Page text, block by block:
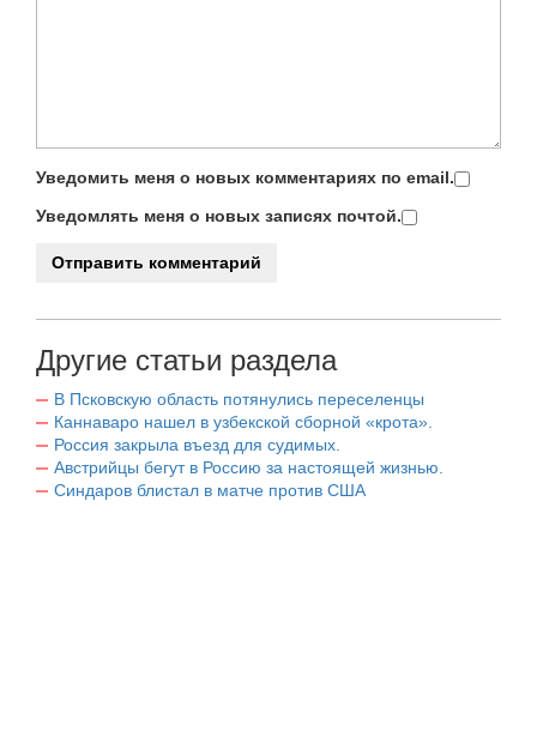
Уведомить меня о новых комментариях по email.
Уведомлять меня о новых записях почтой.
Другие статьи раздела
В Псковскую область потянулись переселенцы
Каннаваро нашел в узбекской сборной «крота».
Россия закрыла въезд для судимых.
Австрийцы бегут в Россию за настоящей жизнью.
Синдаров блистал в матче против США